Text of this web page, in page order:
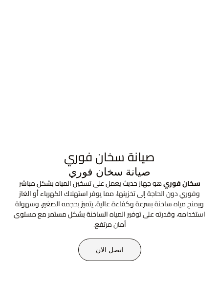
صيانة سخان فوري
صيانة سخان فوري
سخان فوريهو جهاز حديث يعمل على تسخين المياه بشكل مباشر
وفوري دون الحاجة إلى تخزينها، مما يوفر استهلاك الكهرباء أو الغاز
ويمنح مياه ساخنة بسرعة وكفاءة عالية. يتميز بحجمه الصغير، وسهولة
استخدامه، وقدرته على توفير المياه الساخنة بشكل مستمر مع مستوى
أمان مرتفع.
اتصل الان